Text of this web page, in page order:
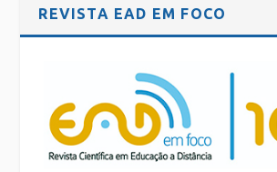
REVISTA EAD EM FOCO